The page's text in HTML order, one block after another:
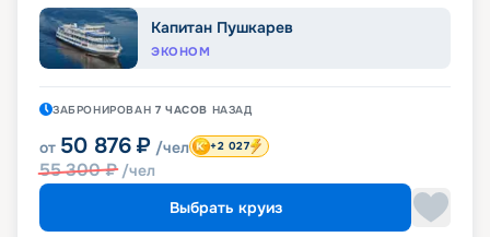
Капитан Пушкарев
ЭКОНОМ
ЗАБРОНИРОВАН 7 ЧАСОВ НАЗАД
от 50 876 ₽ /чел
55 300₽ /чел
+2 027
Выбрать круиз